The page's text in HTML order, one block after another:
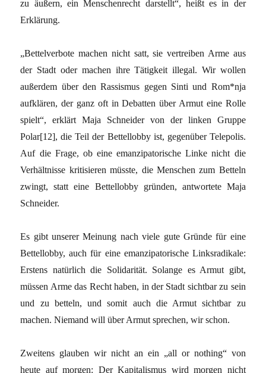
zu äußern, ein Menschenrecht darstellt“, heißt es in der
Erklärung.
„Bettelverbote machen nicht satt, sie vertreiben Arme aus
der Stadt oder machen ihre Tätigkeit illegal. Wir wollen
außerdem über den Rassismus gegen Sinti und Rom*nja
aufklären, der ganz oft in Debatten über Armut eine Rolle
spielt“, erklärt Maja Schneider von der linken Gruppe
Polar[12], die Teil der Bettellobby ist, gegenüber Telepolis.
Auf die Frage, ob eine emanzipatorische Linke nicht die
Verhältnisse kritisieren müsste, die Menschen zum Betteln
zwingt, statt eine Bettellobby gründen, antwortete Maja
Schneider.
Es gibt unserer Meinung nach viele gute Gründe für eine
Bettellobby, auch für eine emanzipatorische Linksradikale:
Erstens natürlich die Solidarität. Solange es Armut gibt,
müssen Arme das Recht haben, in der Stadt sichtbar zu sein
und zu betteln, und somit auch die Armut sichtbar zu
machen. Niemand will über Armut sprechen, wir schon.
Zweitens glauben wir nicht an ein „all or nothing“ von
heute auf morgen: Der Kapitalismus wird morgen nicht